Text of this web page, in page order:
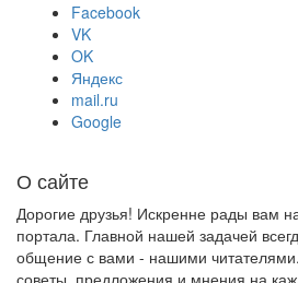
Facebook
VK
OK
Яндекс
mail.ru
Google
О сайте
Дорогие друзья! Искренне рады вам
портала. Главной нашей задачей
общение с вами - нашими